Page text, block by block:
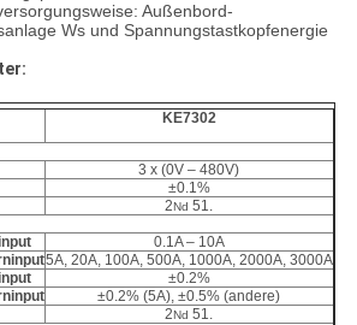
Außenbord-
Ws und Spannungstastkopfenergie
KE7302
3 x (0V – 480V)
±0.1%
2Nd 51.
0.1A – 10A
5A, 20A, 100A, 500A, 1000A, 2000A, 3000A
±0.2%
±0.2% (5A), ±0.5% (andere)
2Nd 51.